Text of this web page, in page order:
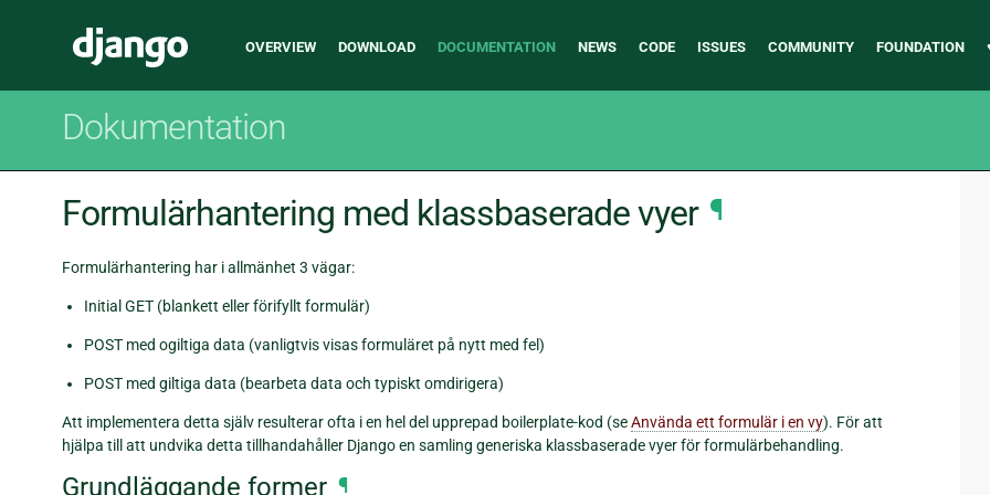
Django
Main
OVERVIEW DOWNLOAD DOCUMENTATION NEWS CODE ISSUES COMMUNITY FOUNDATION
Dokumentation
Formulärhantering med klassbaserade vyer ¶
Formulärhantering har i allmänhet 3 vägar:
Initial GET (blankett eller förifyllt formulär)
POST med ogiltiga data (vanligtvis visas formuläret på nytt med fel)
POST med giltiga data (bearbeta data och typiskt omdirigera)
Att implementera detta själv resulterar ofta i en hel del upprepad boilerplate-kod (seAnvända ett formulär i en vy). För att
hjälpa till att undvika detta tillhandahåller Django en samling generiska klassbaserade vyer för formulärbehandling.
Grundläggande former ¶